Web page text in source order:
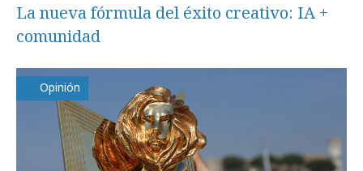
La nueva fórmula del éxito creativo: IA +
comunidad
Opinión